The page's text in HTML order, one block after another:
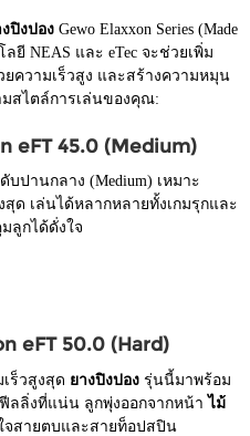
งปิงปอง Gewo Elaxxon Series (Made
ยี NEAS และ eTec จะช่วยเพิ่ม
ความเร็วสูง และสร้างความหมุน
มสไตล์การเล่นของคุณ:
eFT 45.0 (Medium)
ปานกลาง (Medium) เหมาะ
ด เล่นได้หลากหลายทั้งเกมรุกและ
ลูกได้ดั่งใจ
eFT 50.0 (Hard)
ร็วสูงสุด ยางปิงปอง รุ่นนี้มาพร้อม
ลลิ่งที่แน่น ลูกพุ่งออกจากหน้า ไม้
จสายตบและสายท็อปสปิน